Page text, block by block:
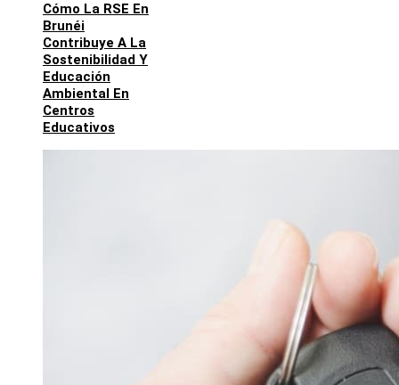
Cómo La RSE En
Brunéi
Contribuye A La
Sostenibilidad Y
Educación
Ambiental En
Centros
Educativos